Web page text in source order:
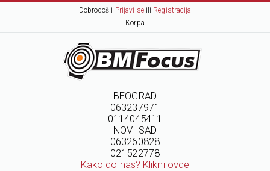
Dobrodošli Prijavi seili Registracija
Korpa
BEOGRAD
063237971
0114045411
NOVI SAD
063260828
021522778
Kako do nas? Klikni ovde